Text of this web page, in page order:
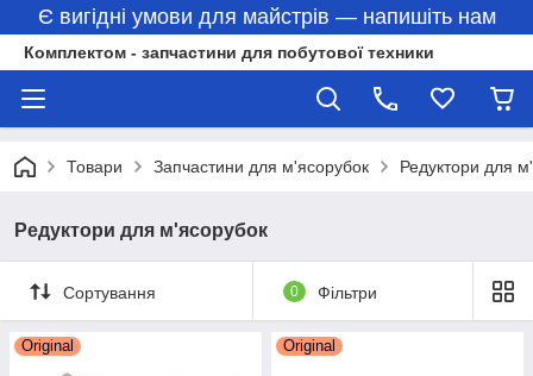
Є вигідні умови для майстрів — напишіть нам
Комплектом - запчастини для побутової техники
Товари Запчастини для м'ясорубок Редуктори для
Редуктори для м'ясорубок
Сортування 0 Фільтри
Original Original